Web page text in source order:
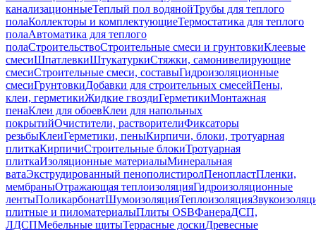
канализационныеТеплый пол водянойТрубы для теплого
полаКоллекторы и комплектующиеТермостатика для теплого
полаАвтоматика для теплого
полаСтроительствоСтроительные смеси и грунтовкиКлеевые
смесиШпатлевкиШтукатуркиСтяжки, самонивелирующие
смесиСтроительные смеси, составыГидроизоляционные
смесиГрунтовкиДобавки для строительных смесейПены,
клеи, герметикиЖидкие гвоздиГерметикиМонтажная
пенаКлеи для обоевКлеи для напольных
покрытийОчистители, растворителиФиксаторы
резьбыКлеиГерметики, пеныКирпичи, блоки, тротуарная
плиткаКирпичиСтроительные блокиТротуарная
плиткаИзоляционные материалыМинеральная
ватаЭкструдированный пенополистиролПенопластПленки,
мембраныОтражающая теплоизоляцияГидроизоляционные
лентыПоликарбонатШумоизоляцияТеплоизоляция
плитные и пиломатериалыПлиты OSBФанераДСП,
ЛДСПМебельные щитыТеррасные доскиДревесные